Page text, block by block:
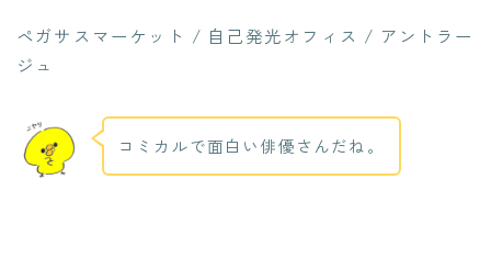
ペガサスマーケット / 自己発光オフィス / アントラー
ジュ
コミカルで面白い俳優さんだね。